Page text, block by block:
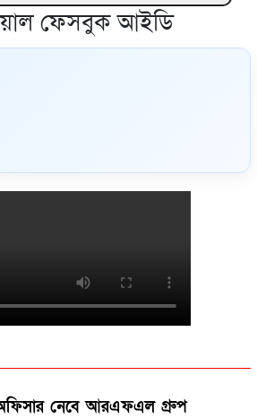
ফেসবুক আইডি
অফিসার নেবে আরএফএল গ্রুপ